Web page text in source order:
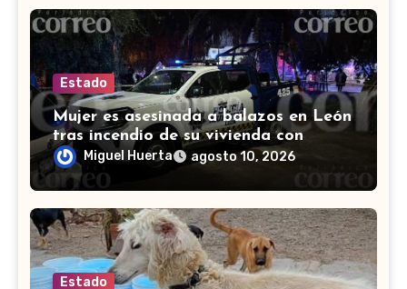
Estado
Mujer es asesinada a balazos en León
tras incendio de su vivienda con
bombas molotov
Miguel Huerta agosto 10, 2026
Estado